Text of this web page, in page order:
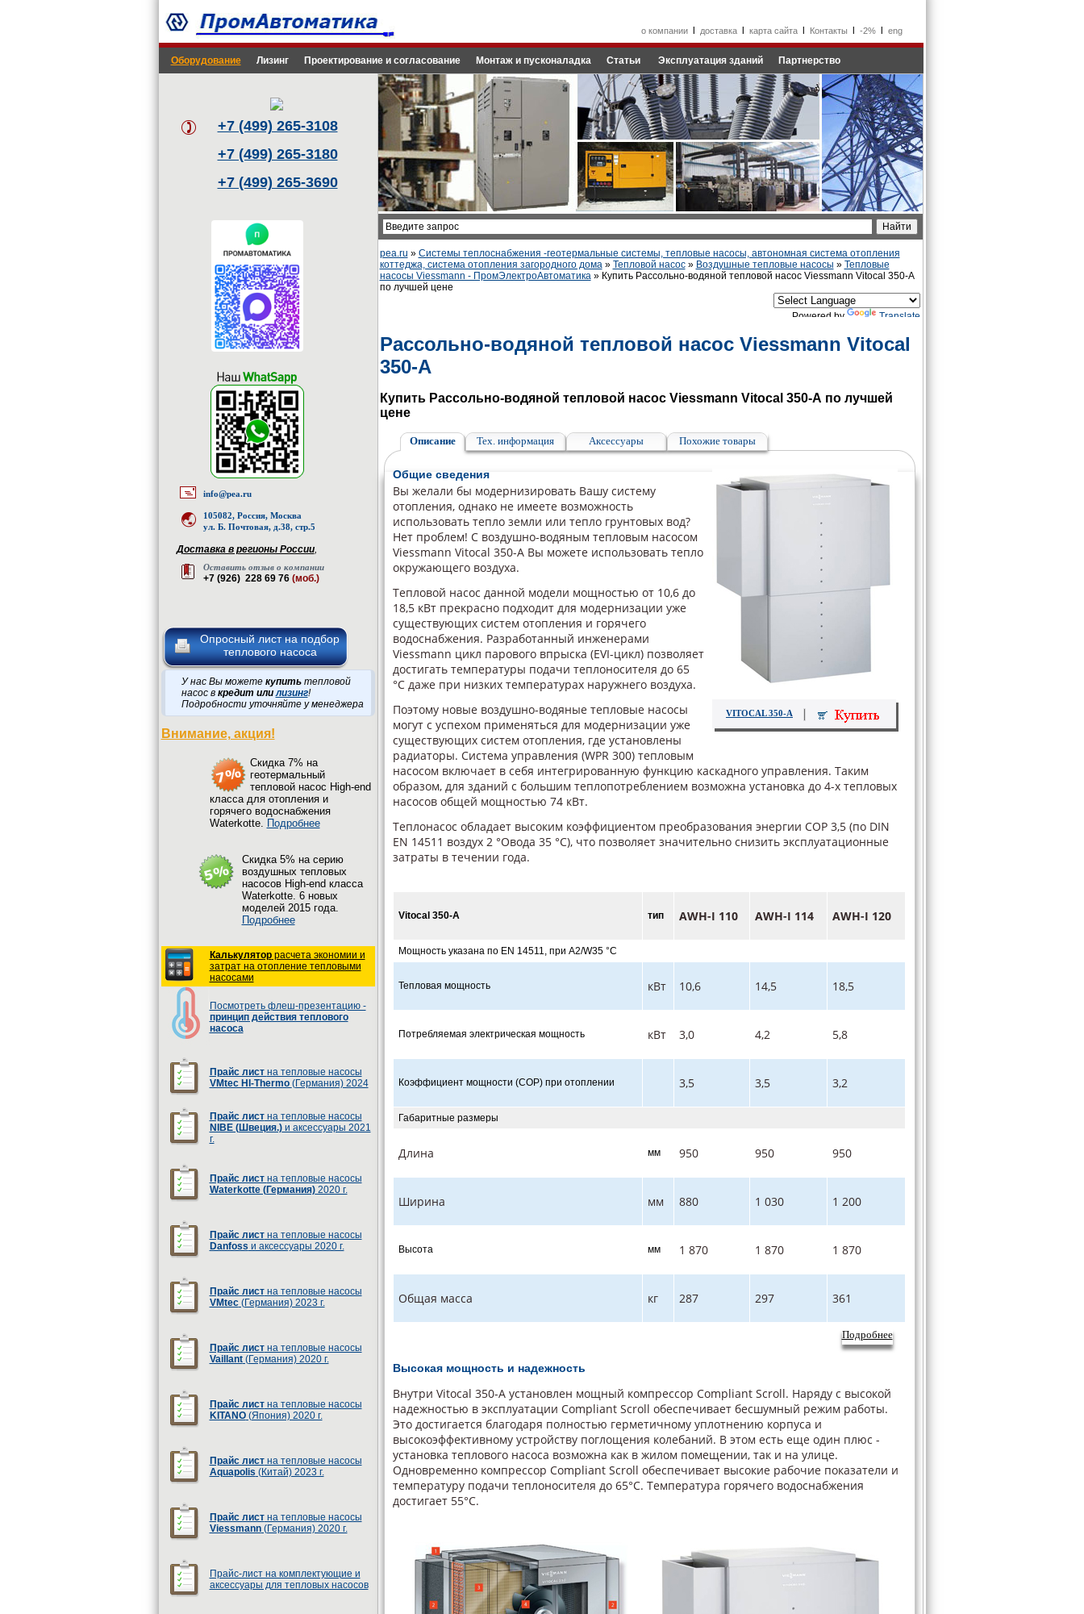
о компанииl доставкаl карта сайтаl Контакты -2%l eng
Оборудование Лизинг Проектирование и согласование Монтаж и пусконаладка Статьи Эксплуатация зданий Партнерство
+7 (499) 265-3108
+7 (499) 265-3180
+7 (499) 265-3690
info@pea.ru
105082, Россия, Москва
ул. Б. Почтовая, д.38, стр.5
Доставка в регионы России,
Оставить отзыв о компании
+7 (926) 228 69 76 (моб.)
Опросный лист на подбор
теплового насоса
У нас Вы можете купитьтепловой
насос в кредит илилизинг!
Подробности уточняйте у менеджера
Внимание, акция!
Cкидка 7% на
геотермальный
тепловой насос High-end
класса для отопления и
горячего водоснабжения
Waterkotte. Подробнее
Cкидка 5% на серию
воздушных тепловых
насосов High-end класса
Waterkotte. 6 новых
моделей 2015 года.
Подробнее
Калькуляторрасчета экономии и
затрат на отопление тепловыми
насосами
Посмотреть флеш-презентацию -
принцип действия теплового
насоса
Прайс лист на тепловые насосы
VMtec HI-Thermo (Германия) 2024
Прайс листна тепловые насосы
NIBE (Швеция.)и аксессуары 2021
г.
Прайс лист на тепловые насосы
Waterkotte (Германия)2020 г.
Прайс листна тепловые насосы
Danfoss и аксессуары 2020 г.
Прайс листна тепловые насосы
VMtec(Германия) 2023 г.
Прайс листна тепловые насосы
Vaillant(Германия) 2020 г.
Прайс листна тепловые насосы
KITANO(Япония) 2020 г.
Прайс листна тепловые насосы
Aquapolis (Китай) 2023 г.
Прайс листна тепловые насосы
Viessmann(Германия) 2020 г.
Прайс-лист на комплектующие и
аксессуары для тепловых насосов
pea.ru » Системы теплоснабжения -геотермальные системы, тепловые насосы, автономная система отопления
коттеджа, система отопления загородного дома» Тепловой насос» Воздушные тепловые насосы » Тепловые
насосы Viessmann - ПромЭлектроАвтоматика» Купить Рассольно-водяной тепловой насос Viessmann Vitocal 350-А
по лучшей цене
Powered by Translate
Рассольно-водяной тепловой насос Viessmann Vitocal
350-А
Купить Рассольно-водяной тепловой насос Viessmann Vitocal 350-А по лучшей
цене
Описание Тех. информация Аксессуары Похожие товары
Общие сведения
VITOCAL 350-А
Вы желали бы модернизировать Вашу систему
отопления, однако не имеете возможность
использовать тепло земли или тепло грунтовых вод?
Нет проблем! С воздушно-водяным тепловым насосом
Viessmann Vitocal 350-A Вы можете использовать тепло
окружающего воздуха.
Тепловой насос данной модели мощностью от 10,6 до
18,5 кВт прекрасно подходит для модернизации уже
существующих систем отопления и горячего
водоснабжения. Разработанный инженерами
Viessmann цикл парового впрыска (EVI-цикл) позволяет
достигать температуры подачи теплоносителя до 65
°C даже при низких температурах наружнего воздуха.
Поэтому новые воздушно-водяные тепловые насосы
могут с успехом применяться для модернизации уже
существующих систем отопления, где установлены
радиаторы. Система управления (WPR 300) тепловым
насосом включает в себя интегрированную функцию каскадного управления. Таким
образом, для зданий с большим теплопотреблением возможна установка до 4-х тепловых
насосов общей мощностью 74 кВт.
Теплонасос обладает высоким коэффициентом преобразования энергии СОР 3,5 (по DIN
EN 14511 воздух 2 °Овода 35 °C), что позволяет значительно снизить эксплуатационные
затраты в течении года.
Vitocal 350-А тип AWH-I 110 AWH-I 114 AWH-I 120
Мощность указана по EN 14511, при A2/W35 °C
Тепловая мощность кВт 10,6 14,5 18,5
Потребляемая электрическая мощность кВт 3,0 4,2 5,8
Коэффициент мощности (COP) при отоплении 3,5 3,5 3,2
Габаритные размеры
Длина мм 950 950 950
Ширина мм 880 1 030 1 200
Высота мм 1 870 1 870 1 870
Общая масса кг 287 297 361
Подробнее
Высокая мощность и надежность
Внутри Vitocal 350-A установлен мощный компрессор Compliant Scroll. Наряду с высокой
надежностью в эксплуатации Compliant Scroll обеспечивает бесшумный режим работы.
Это достигается благодаря полностью герметичному уплотнению корпуса и
высокоэффективному устройству поглощения колебаний. В этом есть еще один плюс -
установка теплового насоса возможна как в жилом помещении, так и на улице.
Одновременно компрессор Compliant Scroll обеспечивает высокие рабочие показатели и
температуру подачи теплоносителя до 65°C. Температура горячего водоснабжения
достигает 55°C.